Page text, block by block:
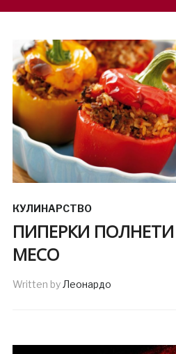
КУЛИНАРСТВО
ПИПЕРКИ
МЕСО
Written byЛеонардо